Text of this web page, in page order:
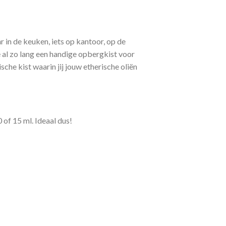
in de keuken, iets op kantoor, op de
zo lang een handige opbergkist voor
kist waarin jij jouw etherische oliën
15 ml. Ideaal dus!